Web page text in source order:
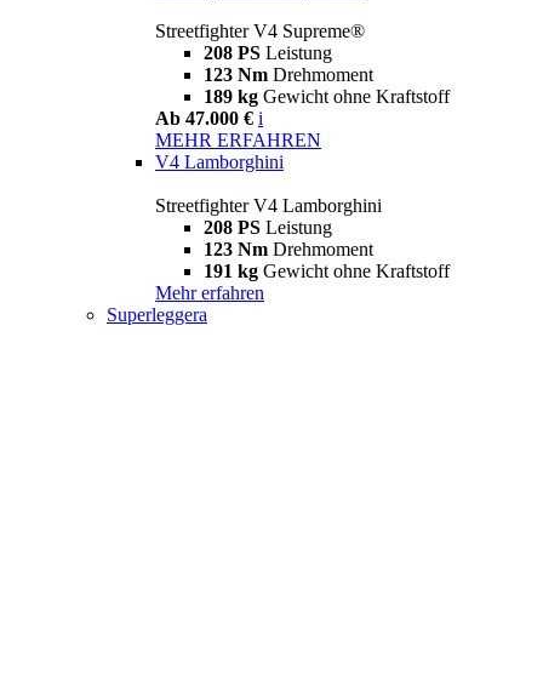
Streetfighter V4 Supreme®
208 PS Leistung
123 Nm Drehmoment
189 kg Gewicht ohne Kraftstoff
Ab 47.000 € i
MEHR ERFAHREN
V4 Lamborghini
Streetfighter V4 Lamborghini
208 PS Leistung
123 Nm Drehmoment
191 kg Gewicht ohne Kraftstoff
Mehr erfahren
Superleggera